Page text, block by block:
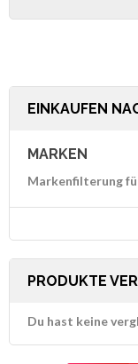
EINKAUFEN
MARKEN
Markenfilterung
PRODUKTE
Du hast keine